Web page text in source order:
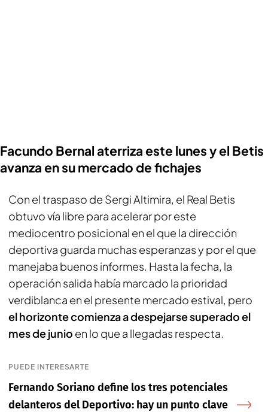
Facundo Bernal aterriza este lunes y el Betis
avanza en su mercado de fichajes
Con el traspaso de Sergi Altimira, el Real Betis
obtuvo vía libre para acelerar por este
mediocentro posicional en el que la dirección
deportiva guarda muchas esperanzas y por el que
manejaba buenos informes. Hasta la fecha, la
operación salida había marcado la prioridad
verdiblanca en el presente mercado estival, pero
el horizonte comienza a despejarse superado el
mes de junio en lo que a llegadas respecta.
PUEDE INTERESARTE
Fernando Soriano define los tres potenciales
delanteros del Deportivo: hay un punto clave